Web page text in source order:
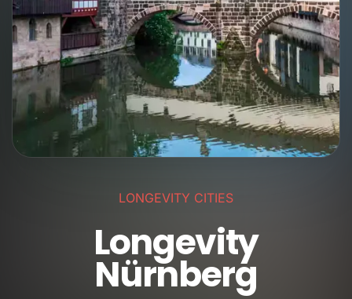
LONGEVITY CITIES
Longevity
Nürnberg